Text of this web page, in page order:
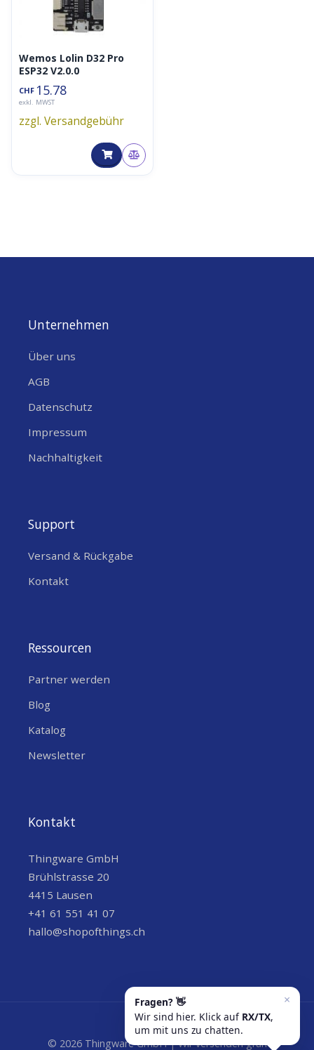
Wemos Lolin D32 Pro
ESP32 V2.0.0
CHF 15.78
exkl. MWST
zzgl. Versandgebühr
Unternehmen
Über uns
AGB
Datenschutz
Impressum
Nachhaltigkeit
Support
Versand & Rückgabe
Kontakt
Ressourcen
Partner werden
Blog
Katalog
Newsletter
Kontakt
Thingware GmbH
Brühlstrasse 20
4415 Lausen
+41 61 551 41 07
hallo@shopofthings.ch
© 2026 Thingware GmbH | Wir versenden grün